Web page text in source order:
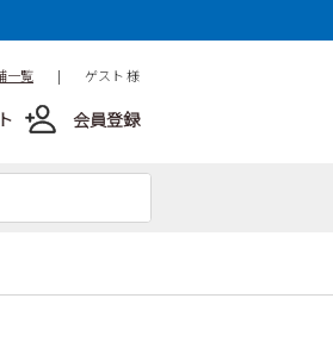
一覧 | ゲスト 様
会員登録